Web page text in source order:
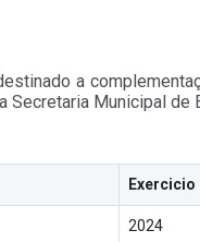
a
Secretaria Municipal
Exercicio
2024